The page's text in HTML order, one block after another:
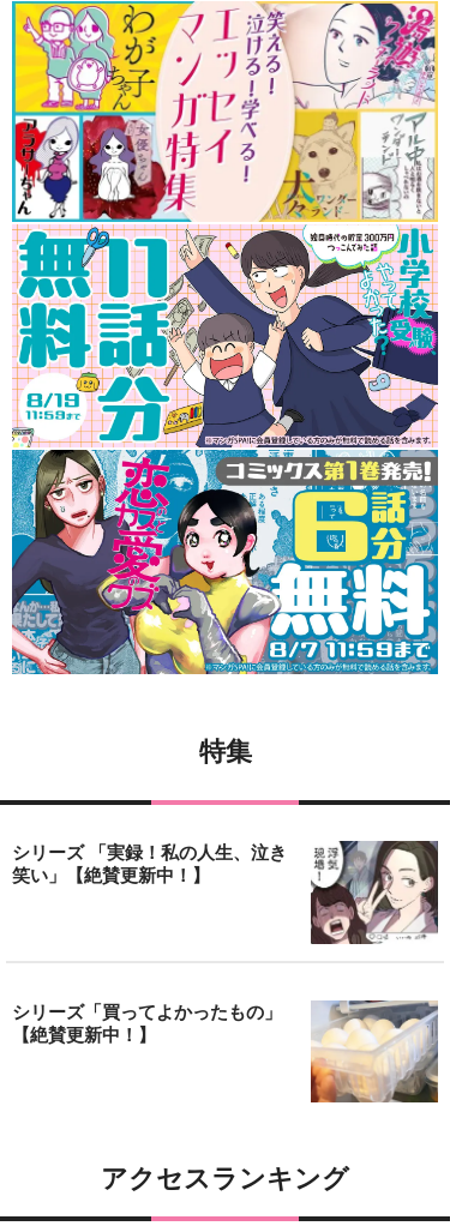
特集
シリーズ 「実録！私の人生、泣き
笑い」【絶賛更新中！】
シリーズ「買ってよかったもの」
【絶賛更新中！】
アクセスランキング